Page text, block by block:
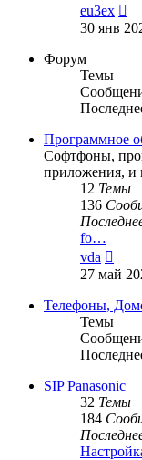
eu3ex
к
30 янв
Форум
Темы
Программное
Софтфоны,
приложения, и
12 Темы
136
fo…
vda
к
27 май
Телефоны,
Темы
SIP Panasonic
32 Темы
184